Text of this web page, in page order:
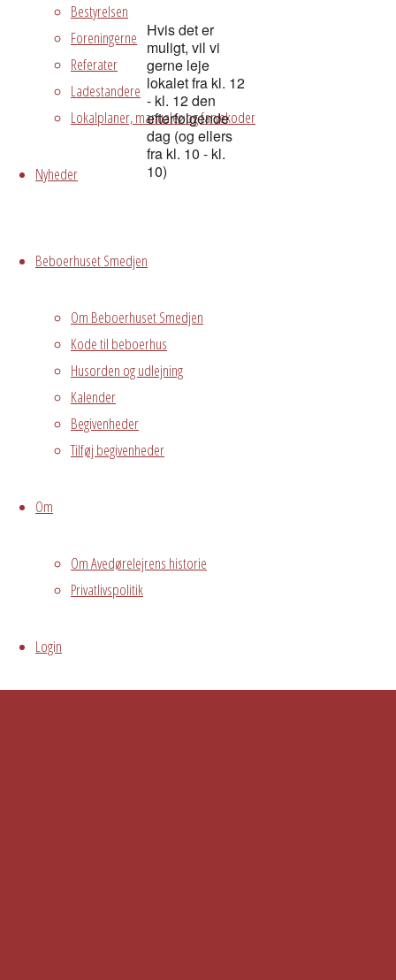
Bestyrelsen
Foreningerne
Referater
Ladestandere
Lokalplaner, manualer og farvekoder
Nyheder
Beboerhuset Smedjen
Om Beboerhuset Smedjen
Kode til beboerhus
Husorden og udlejning
Kalender
Begivenheder
Tilføj begivenheder
Om
Om Avedørelejrens historie
Privatlivspolitik
Login
Hvis det er
muligt, vil vi
gerne leje
lokalet fra kl. 12
- kl. 12 den
efterfølgende
dag (og ellers
fra kl. 10 - kl.
10)
Avedørelejren •
2650 Hvidovre •
grundejerforeningen@avedorelejren.dk